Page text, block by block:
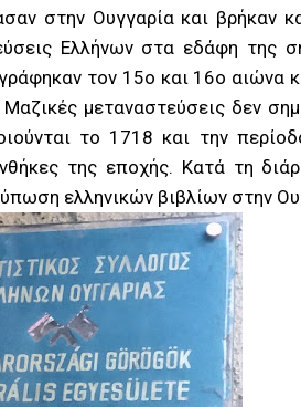
στην Ουγγαρία και βρήκαν
Ελλήνων στα εδάφη της
τον 15ο και 16ο αιώνα
μεταναστεύσεις δεν
το 1718 και την
της εποχής. Κατά τη
ελληνικών βιβλίων στην